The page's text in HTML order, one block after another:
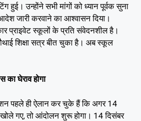
हुई। उन्होंने सभी मांगों को ध्यान पूर्वक सुना
जारी करवाने का आश्वासन दिया।
प्राइवेट स्कूलों के प्रति संवेदनशील है।
शिक्षा सत्र बीत चुका है। अब स्कूल
का घेराव होगा
पहले ही ऐलान कर चुके हैं कि अगर 14
गए, तो आंदोलन शुरू होगा। 14 दिसंबर